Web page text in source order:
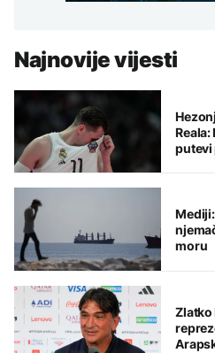
Najnovije vijesti
Reala:
putevi
moru
Zlatko